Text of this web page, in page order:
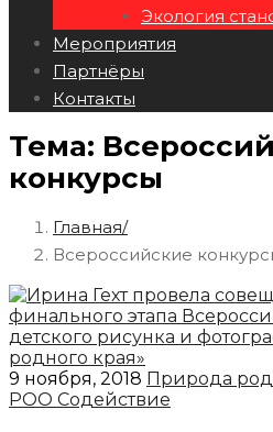
Экология
Мероприятия
Партнёры
Контакты
Тема:
конкурсы
Главная
Всероссийские
9 ноября, 2018 Природа
РОО Содействие